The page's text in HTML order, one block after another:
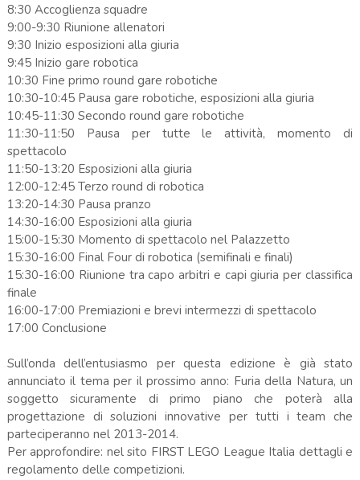
8:30 Accoglienza squadre
9:00-9:30 Riunione allenatori
9:30 Inizio esposizioni alla giuria
9:45 Inizio gare robotica
10:30 Fine primo round gare robotiche
10:30-10:45 Pausa gare robotiche, esposizioni alla giuria
10:45-11:30 Secondo round gare robotiche
11:30-11:50 Pausa per tutte le attività, momento di
spettacolo
11:50-13:20 Esposizioni alla giuria
12:00-12:45 Terzo round di robotica
13:20-14:30 Pausa pranzo
14:30-16:00 Esposizioni alla giuria
15:00-15:30 Momento di spettacolo nel Palazzetto
15:30-16:00 Final Four di robotica (semifinali e finali)
15:30-16:00 Riunione tra capo arbitri e capi giuria per classifica
finale
16:00-17:00 Premiazioni e brevi intermezzi di spettacolo
17:00 Conclusione
Sull’onda dell’entusiasmo per questa edizione è già stato
annunciato il tema per il prossimo anno: Furia della Natura, un
soggetto sicuramente di primo piano che poterà alla
progettazione di soluzioni innovative per tutti i team che
parteciperanno nel 2013-2014.
Per approfondire: nel sito FIRST LEGO League Italia dettagli e
regolamento delle competizioni.